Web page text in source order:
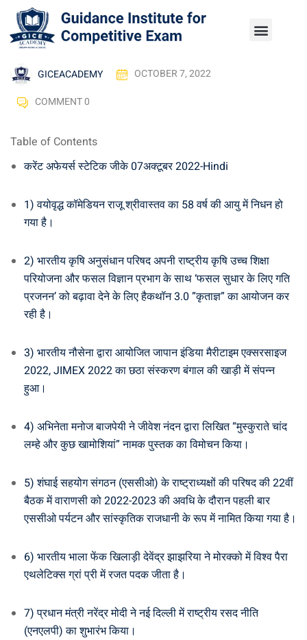
GICEACADEMY
OCTOBER 7, 2022
COMMENT 0
Table of Contents
करेंट अफेयर्स स्टेटिक जीके 07अक्टूबर 2022-Hindi
1) वयोवृद्ध कॉमेडियन राजू श्रीवास्तव का 58 वर्ष की आयु में निधन हो
गया है।
2) भारतीय कृषि अनुसंधान परिषद अपनी राष्ट्रीय कृषि उच्च शिक्षा
परियोजना और फसल विज्ञान प्रभाग के साथ ‘फसल सुधार के लिए गति
प्रजनन’ को बढ़ावा देने के लिए हैकथॉन 3.0 ”कृताज्ञ” का आयोजन कर
रही है।
3) भारतीय नौसेना द्वारा आयोजित जापान इंडिया मैरीटाइम एक्सरसाइज
2022, JIMEX 2022 का छठा संस्करण बंगाल की खाड़ी में संपन्न
हुआ।
4) अभिनेता मनोज बाजपेयी ने जीवेश नंदन द्वारा लिखित “मुस्कुराते चांद
लम्हे और कुछ खामोशियां” नामक पुस्तक का विमोचन किया।
5) शंघाई सहयोग संगठन (एससीओ) के राष्ट्राध्यक्षों की परिषद की 22वीं
बैठक में वाराणसी को 2022-2023 की अवधि के दौरान पहली बार
एससीओ पर्यटन और सांस्कृतिक राजधानी के रूप में नामित किया गया है।
6) भारतीय भाला फेंक खिलाड़ी देवेंद्र झाझरिया ने मोरक्को में विश्व पैरा
एथलेटिक्स ग्रां प्री में रजत पदक जीता है।
7) प्रधान मंत्री नरेंद्र मोदी ने नई दिल्ली में राष्ट्रीय रसद नीति
(एनएलपी) का शुभारंभ किया।